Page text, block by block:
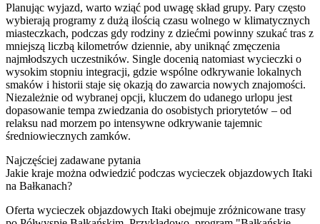
Planując wyjazd, warto wziąć pod uwagę skład grupy. Pary często
wybierają programy z dużą ilością czasu wolnego w klimatycznych
miasteczkach, podczas gdy rodziny z dziećmi powinny szukać tras z
mniejszą liczbą kilometrów dziennie, aby uniknąć zmęczenia
najmłodszych uczestników. Single docenią natomiast wycieczki o
wysokim stopniu integracji, gdzie wspólne odkrywanie lokalnych
smaków i historii staje się okazją do zawarcia nowych znajomości.
Niezależnie od wybranej opcji, kluczem do udanego urlopu jest
dopasowanie tempa zwiedzania do osobistych priorytetów – od
relaksu nad morzem po intensywne odkrywanie tajemnic
średniowiecznych zamków.
Najczęściej zadawane pytania
Jakie kraje można odwiedzić podczas wycieczek objazdowych Itaki
na Bałkanach?
Oferta wycieczek objazdowych Itaki obejmuje zróżnicowane trasy